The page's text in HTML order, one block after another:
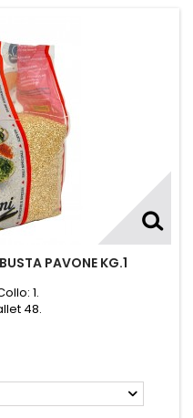
PAVONE KG.1
1.
48.